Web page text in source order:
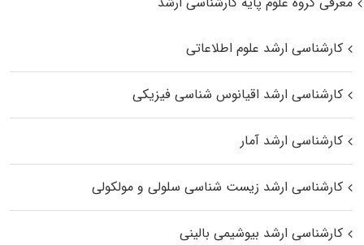
کارشناسی ارشد علوم اطلاعاتی
کارشناسی ارشد اقیانوس‌ شناسی فیزیکی
کارشناسی ارشد آمار
کارشناسی ارشد زیست شناسی سلولی و مولکولی
کارشناسی ارشد بیوشیمی بالینی